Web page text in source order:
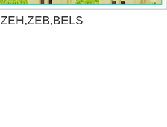
ZEH,ZEB,BELS